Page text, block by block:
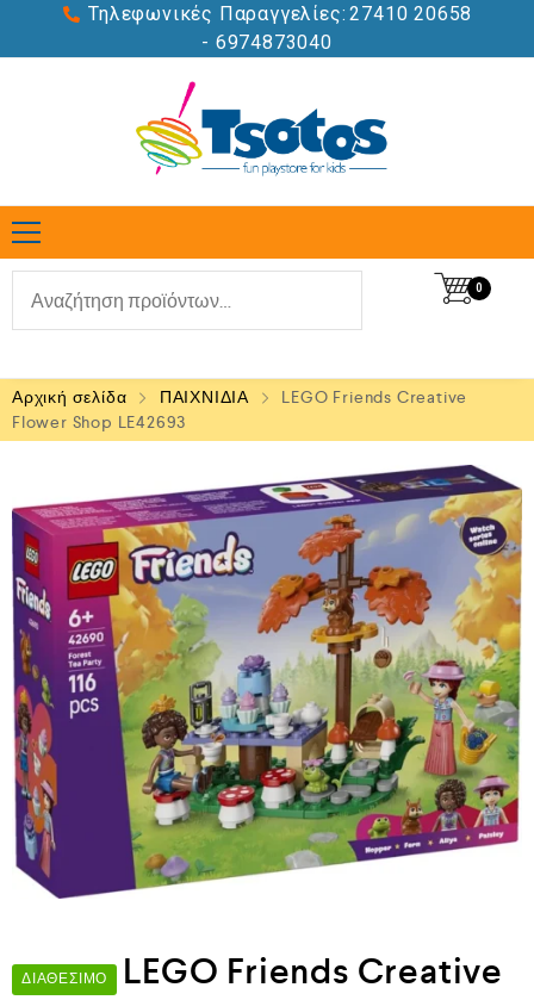
Τηλεφωνικές Παραγγελίες: 27410 20658
- 6974873040
0
Αρχική σελίδα ΠΑΙΧΝΙΔΙΑ
LEGO Friends Creative
Flower Shop LE42693
ΔΙΑΘΈΣΙΜΟ
LEGO Friends Creative